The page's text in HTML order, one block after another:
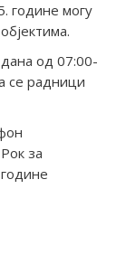
године могу
од 07:00-
се радници
за